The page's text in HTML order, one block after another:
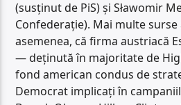
(susținut de PiS) și Sławomir
Confederație). Mai multe
asemenea, că firma austriacă
— deținută în majoritate de
fond american condus de
Democrat implicați în